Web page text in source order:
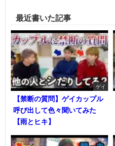
最近書いた記事
ゲイ
【禁断の質問】ゲイカップル
呼び出して色々聞いてみた
【雨とヒキ】